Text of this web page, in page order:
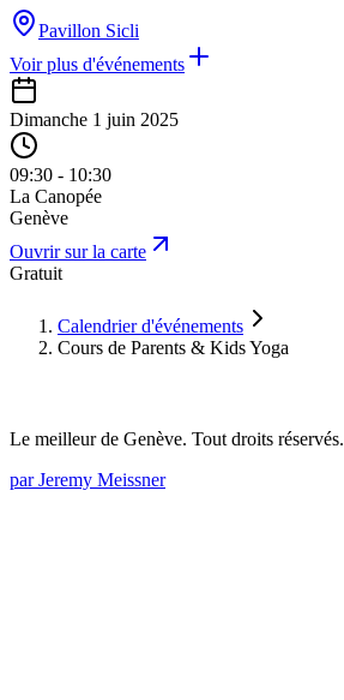
Pavillon Sicli
Voir plus d'événements
Dimanche 1 juin 2025
09:30 - 10:30
La Canopée
Genève
Ouvrir sur la carte
Gratuit
Calendrier d'événements
Cours de Parents & Kids Yoga
Le meilleur de Genève. Tout droits réservés.
par Jeremy Meissner